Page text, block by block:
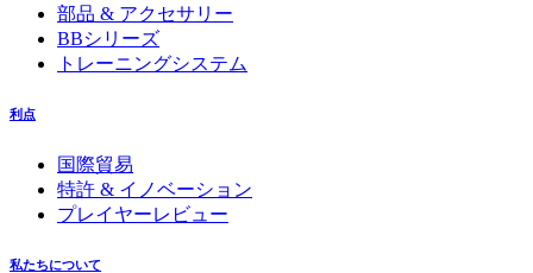
部品 & アクセサリー
BBシリーズ
トレーニングシステム
利点
国際貿易
特許 & イノベーション
プレイヤーレビュー
私たちについて